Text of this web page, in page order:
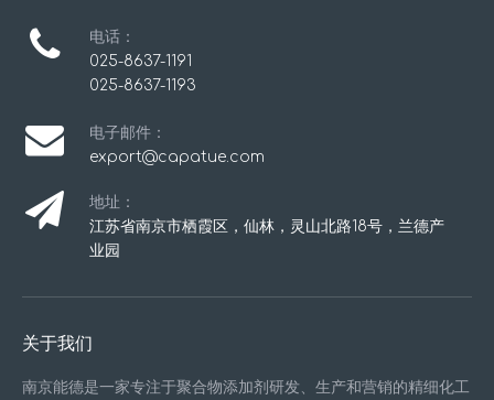
电话：
025-8637-1191
025-8637-1193
电子邮件：
export@capatue.com
地址：
江苏省南京市栖霞区，仙林，灵山北路18号，兰德产
业园
关于我们
南京能德是一家专注于聚合物添加剂研发、生产和营销的精细化工